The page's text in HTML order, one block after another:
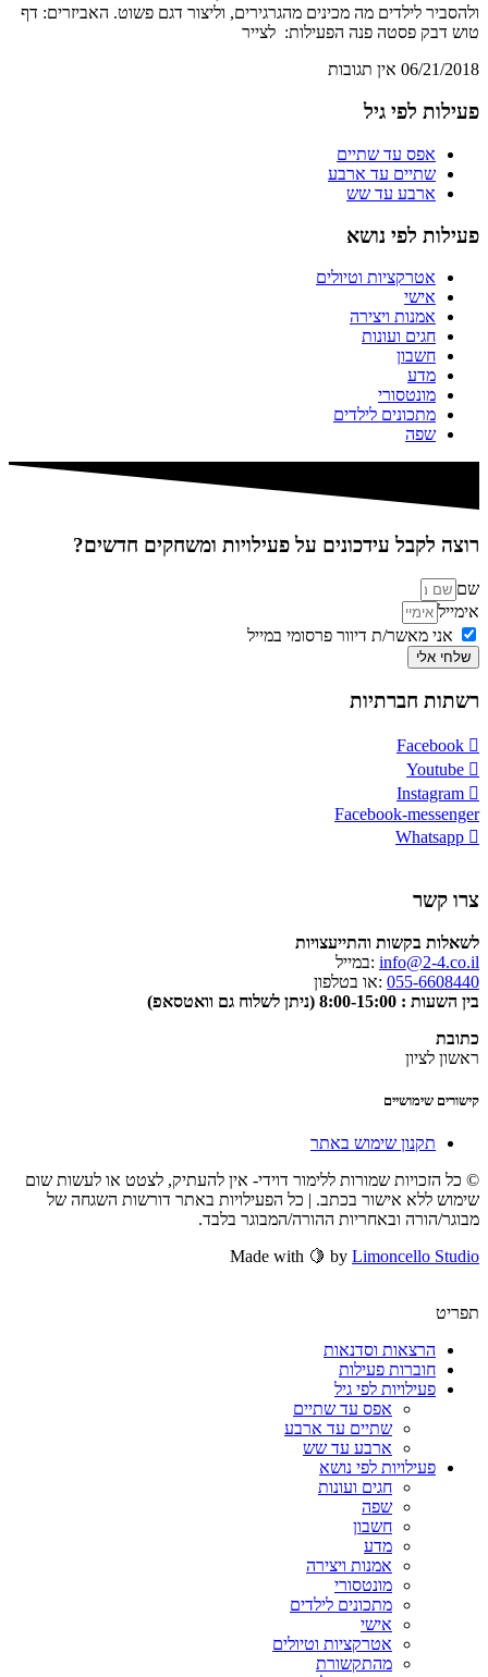
ולהסביר לילדים מה מכינים מהגרגירים, וליצור דגם פשוט. האביזרים: דף
טוש דבק פסטה פנה הפעילות: לצייר
06/21/2018 אין תגובות
פעילות לפי גיל
אפס עד שתיים
שתיים עד ארבע
ארבע עד שש
פעילות לפי נושא
אטרקציות וטיולים
אישי
אמנות ויצירה
חגים ועונות
חשבון
מדע
מונטסורי
מתכונים לילדים
שפה
רוצה לקבל עידכונים על פעילויות ומשחקים חדשים?
שם
אימייל
אני מאשר/ת דיוור פרסומי במייל
שלחי אלי
רשתות חברתיות
Facebook
Youtube
Instagram
Facebook-messenger
Whatsapp
צרו קשר
לשאלות בקשות והתייעצויות
info@2-4.co.il :במייל
055-6608440 :או בטלפון
בין השעות : 8:00-15:00 (ניתן לשלוח גם וואטסאפ)
כתובת
ראשון לציון
קישורים שימושיים
תקנון שימוש באתר
© כל הזכויות שמורות ללימור דוידי- אין להעתיק, לצטט או לעשות שום
שימוש ללא אישור בכתב. | כל הפעילויות באתר דורשות השגחה של
מבוגר/הורה ובאחריות ההורה/המבוגר בלבד.
Made with 🍋 by Limoncello Studio
תפריט
הרצאות וסדנאות
חוברות פעילות
פעילויות לפי גיל
אפס עד שתיים
שתיים עד ארבע
ארבע עד שש
פעילויות לפי נושא
חגים ועונות
שפה
חשבון
מדע
אמנות ויצירה
מונטסורי
מתכונים לילדים
אישי
אטרקציות וטיולים
מהתקשורת